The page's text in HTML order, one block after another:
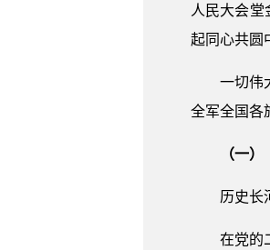
人民大会
起同心共圆
一切伟
全军全国各
（一）
历史长
在党的